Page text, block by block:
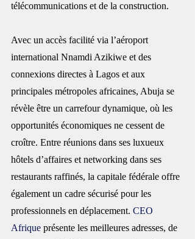
télécommunications et de la construction.
Avec un accès facilité via l’aéroport
international Nnamdi Azikiwe et des
connexions directes à Lagos et aux
principales métropoles africaines, Abuja se
révèle être un carrefour dynamique, où les
opportunités économiques ne cessent de
croître. Entre réunions dans ses luxueux
hôtels d’affaires et networking dans ses
restaurants raffinés, la capitale fédérale offre
également un cadre sécurisé pour les
professionnels en déplacement. CEO
Afrique présente les meilleures adresses, de